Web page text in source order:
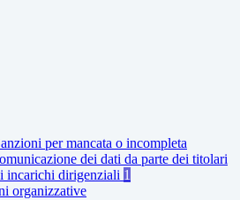
per mancata o incompleta
dei dati da parte dei titolari
incarichi dirigenziali 1
organizzative